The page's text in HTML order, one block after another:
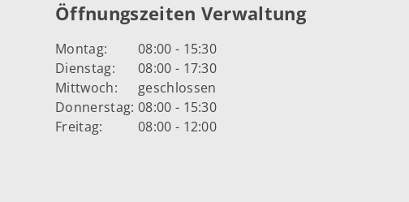
Öffnungszeiten Verwaltung
Montag:
08:00 - 15:30
Dienstag:
08:00 - 17:30
Mittwoch:
geschlossen
Donnerstag: 08:00 - 15:30
Freitag:
08:00 - 12:00